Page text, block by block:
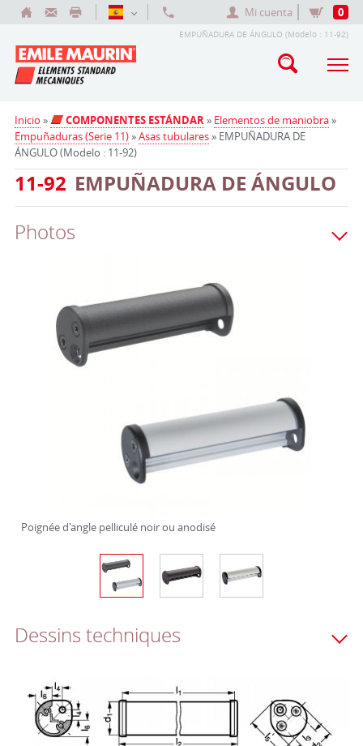
Mi cuenta 0
EMPUÑADURA DE ÁNGULO (Modelo : 11-92)
Inicio » COMPONENTES ESTÁNDAR» Elementos de maniobra»
Empuñaduras (Serie 11)»Asas tubulares» EMPUÑADURA DE
ÁNGULO (Modelo : 11-92)
11-92 EMPUÑADURA DE ÁNGULO
Photos
Poignée d'angle pelliculé noir ou anodisé
Dessins techniques